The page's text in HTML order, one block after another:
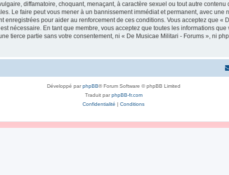
diffamatoire, choquant, menaçant, à caractère sexuel ou tout autre
Le faire peut vous mener à un bannissement immédiat et permanent, avec une
enregistrées pour aider au renforcement de ces conditions. Vous acceptez que «
nécessaire. En tant que membre, vous acceptez que toutes les informations
tierce partie sans votre consentement, ni « De Musicae Militari - Forums », ni
Développé parphpBB® Forum Software © phpBB Limited
Traduit parphpBB-fr.com
Confidentialité | Conditions